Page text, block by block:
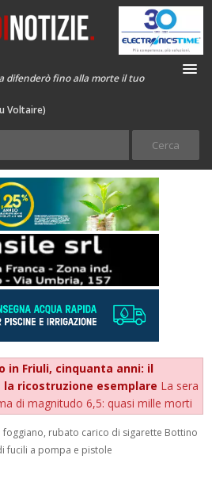
difenderò fino alla morte il tuo
Voltaire)
in Friuli, cinquanta anni: il
la ricostruzione esemplare La sera
di magnitudo 6,5: quasi mille morti
rubato carico di sigarette Bottino
fucili a pompa e pistole